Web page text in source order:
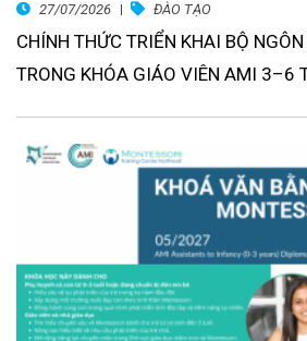
27/07/2026 ĐÀO TẠO
CHÍNH THỨC TRIỂN KHAI BỘ
TRONG KHÓA GIÁO VIÊN AMI 3–6